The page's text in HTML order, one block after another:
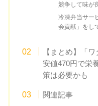
競争して味が
冷凍弁当サー
会貢献」をし
【まとめ】「
安値470円で栄
策は必要かも
関連記事